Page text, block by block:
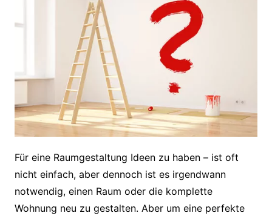
Für eine Raumgestaltung Ideen zu haben – ist oft
nicht einfach, aber dennoch ist es irgendwann
notwendig, einen Raum oder die komplette
Wohnung neu zu gestalten. Aber um eine perfekte